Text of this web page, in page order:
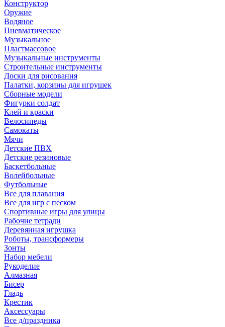
Конструктор
Оружие
Водяное
Пневматическое
Музыкальное
Пластмассовое
Музыкальные инструменты
Строительные инструменты
Доски для рисования
Палатки, корзины для игрушек
Сборные модели
Фигурки солдат
Клей и краски
Велосипеды
Самокаты
Мячи
Детские ПВХ
Детские резиновые
Баскетбольные
Волейбольные
Футбольные
Все для плавания
Все для игр с песком
Спортивные игры для улицы
Рабочие тетради
Деревянная игрушка
Роботы, трансформеры
Зонты
Набор мебели
Рукоделие
Алмазная
Бисер
Гладь
Крестик
Аксессуары
Все д/праздника